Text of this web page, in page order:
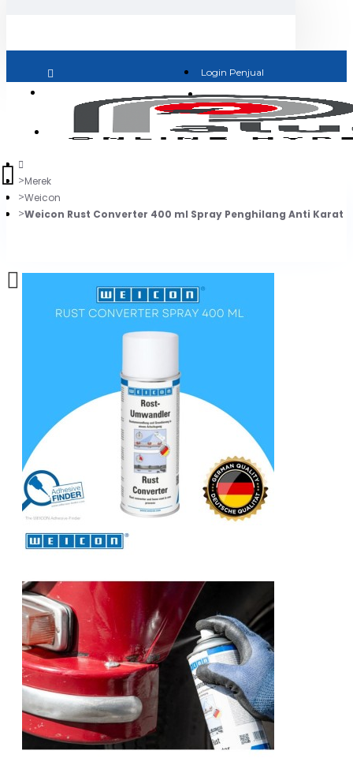
Login Penjual
Jadi Penjual
Daftar belanja Anda kosong!
Merek
Weicon
Weicon Rust Converter 400 ml Spray Penghilang Anti Karat